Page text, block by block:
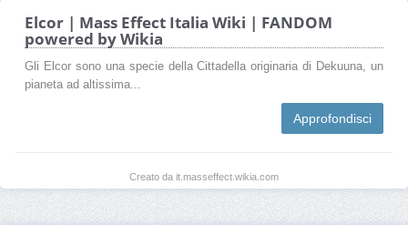
Elcor | Mass Effect Italia Wiki | FANDOM
powered by Wikia
Gli Elcor sono una specie della Cittadella originaria di Dekuuna, un
pianeta ad altissima...
Approfondisci
Creato da it.masseffect.wikia.com